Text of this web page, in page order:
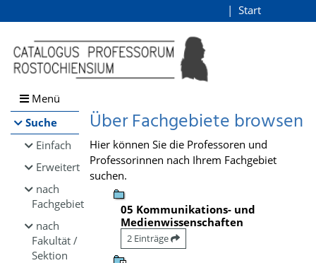
Browsen
direkt zum Inhalt
Start
Menü
Suche
Einfach
Erweitert
nach
Fachgebiet
nach
Fakultät /
Sektion
Über Fachgebiete browsen
Hier können Sie die Professoren und
Professorinnen nach Ihrem Fachgebiet
suchen.
05 Kommunikations- und
Medienwissenschaften
2 Einträge